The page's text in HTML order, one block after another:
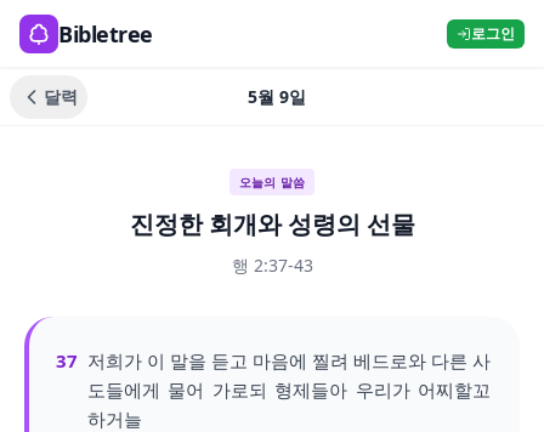
Bibletree 로그인
달력 5월 9일
오늘의 말씀
진정한 회개와 성령의 선물
행 2:37-43
37 저희가 이 말을 듣고 마음에 찔려 베드로와 다른 사
도들에게 물어 가로되 형제들아 우리가 어찌할꼬
하거늘